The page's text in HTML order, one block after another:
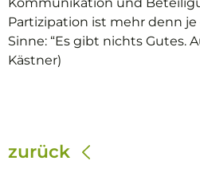
Partizipation ist mehr denn
Sinne: “Es gibt nichts Gutes.
Kästner)
zurück